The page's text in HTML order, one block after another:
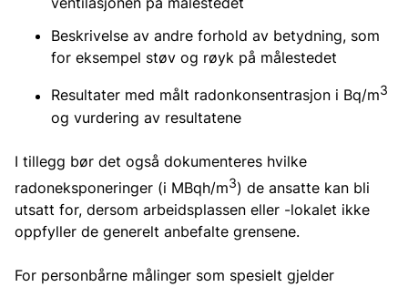
Beskrivelse av andre forhold av betydning, som
for eksempel støv og røyk på målestedet
Resultater med målt radonkonsentrasjon i Bq/m3
og vurdering av resultatene
I tillegg bør det også dokumenteres hvilke
radoneksponeringer (i MBqh/m3) de ansatte kan bli
utsatt for, dersom arbeidsplassen eller -lokalet ikke
oppfyller de generelt anbefalte grensene.
For personbårne målinger som spesielt gjelder